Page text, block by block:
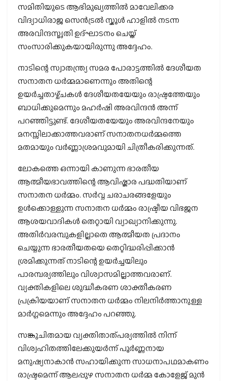
സമിതിയുടെ ആഭിമുഖ്യത്തിൽ മാവേലിക്കര
വിദ്യാധിരാജ സെൻട്രൽ സ്കൂൾ ഹാളിൽ നടന്ന
അരവിന്ദസ്മൃതി ഉദ്ഘാടനം ചെയ്ത്
സംസാരിക്കുകയായിരുന്നു അദ്ദേഹം.
നാടിന്റെ സ്വാതന്ത്ര്യ സമര പോരാട്ടത്തിൽ ദേശീയത
സനാതന ധർമ്മമാണെന്നും അതിന്റെ
ഉയർച്ചതാഴ്ച്ചകൾ ദേശീയതയേയും രാഷ്ട്രത്തേയും
ബാധിക്കുമെന്നും മഹർഷി അരവിന്ദൻ അന്ന്
പറഞ്ഞിട്ടുണ്ട്. ദേശീയതയേയും അരവിന്ദനേയും
മനസ്സിലാക്കാത്തവരാണ് സനാതനധർമ്മത്തെ
മതമായും വർണ്ണാശ്രമവുമായി ചിത്രീകരിക്കുന്നത്.
ലോകത്തെ ഒന്നായി കാണുന്ന ഭാരതീയ
ആത്മീയഭാവത്തിന്റെ ആവിഷ്കാര പദ്ധതിയാണ്
സനാതന ധർമ്മം. സർവ്വ ചരാചരങ്ങളേയും
ഉൾക്കൊള്ളുന്ന സനാതന ധർമ്മം രാഷ്ട്രീയ വിഭജന
ആശയവാദികൾ തെറ്റായി വ്യാഖ്യാനിക്കുന്നു.
അതിർവരമ്പുകളില്ലാതെ ആത്മീയത പ്രദാനം
ചെയ്യുന്ന ഭാരതീയതയെ തെറ്റിദ്ധരിപ്പിക്കാൻ
ശ്രമിക്കുന്നത് നാടിന്റെ ഉയർച്ചയിലും
പാരമ്പര്യത്തിലും വിശ്വാസമില്ലാത്തവരാണ്.
വ്യക്തികളിലെ ശുദ്ധീകരണ ശാക്തീകരണ
പ്രക്രിയയാണ് സനാതന ധർമ്മം നിലനിർത്താനുള്ള
മാർഗ്ഗമെന്നും അദ്ദേഹം പറഞ്ഞു.
സങ്കുചിതമായ വ്യക്തിതാത്പര്യത്തിൽ നിന്ന്
വിശ്വഹിതത്തിലേക്കുയർന്ന് പൂർണ്ണനായ
മനുഷ്യനാകാൻ സഹായിക്കുന്ന സാധനാപഥമാകണം
രാഷ്ട്രമെന്ന് ആലപ്പുഴ സനാതന ധർമ്മ കോളേജ് മുൻ